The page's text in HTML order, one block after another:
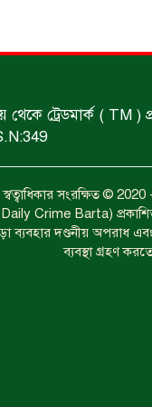
আটকের
ধর্ষণের
ইয়াবাসহ
ঝুলন্ত মরদেহ
ট্রেডমার্ক ( TM )
স্বত্বাধিকার সংরক্ষিত ©
( Daily Crime Barta)
ব্যবহার দণ্ডনীয় অপরাধ
ব্যবস্থা গ্রহণ